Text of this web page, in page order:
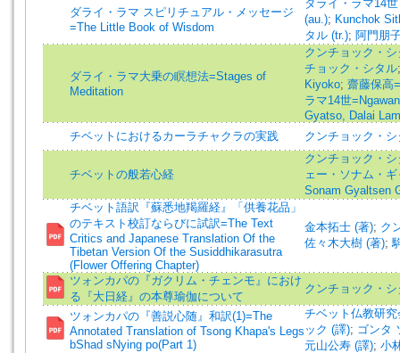
ダライ・ラマ スピリチュアル・メッセージ
=The Little Book of Wisdom
ダライ・ラマ14
(au.); Kunchok
タル (tr.); 阿門朋
ダライ・ラマ大乗の瞑想法=Stages of
Meditation
クンチョック・
チョック・シタル
Kiyoko; 齋藤保高
ラマ14世
Gyatso, Dalai
チベットにおけるカーラチャクラの実践
クンチョック・シ
チベットの般若心経
クンチョック・
ェー・ソナム・
Sonam Gyaltsen
チベット語訳『蘇悉地羯羅経』「供養花品」
のテキスト校訂ならびに試訳=The Text
Critics and Japanese Translation Of the
Tibetan Version Of the Susiddhikarasutra
(Flower Offering Chapter)
金本拓士 (著); ク
佐々木大樹 (著);
ツォンカパの『ガクリム・チェンモ』におけ
る『大日経』の本尊瑜伽について
クンチョック・シ
ツォンカパの『善説心随』和訳(1)=The
Annotated Translation of Tsong Khapa's Legs
bShad sNying po(Part 1)
チベット仏教研究
ック (譯); ゴンタ
元山公寿 (譯); 小